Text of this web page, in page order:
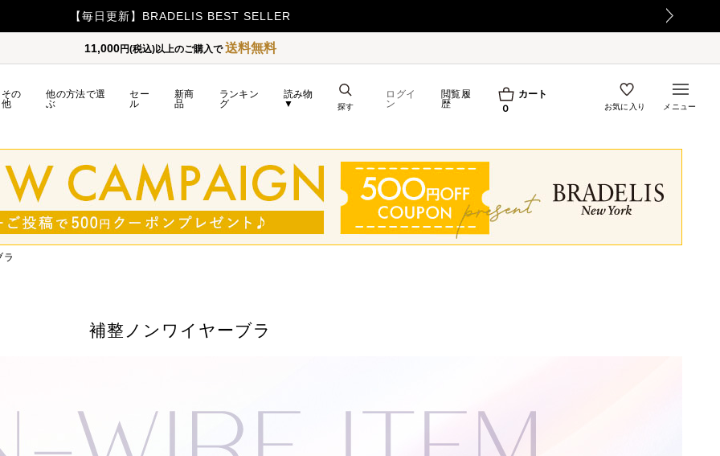
【500ポイント】LINE ID連携でプレゼント！
11,000円(税込)以上のご購入で送料無料
その
他
他の方法で選
ぶ
セー
ル
新商
品
ランキン
グ
読み物
▼
ログイ
ン
閲覧履
歴
カート
0
探す お気に入り メニュー
ラ
補整ノンワイヤーブラ